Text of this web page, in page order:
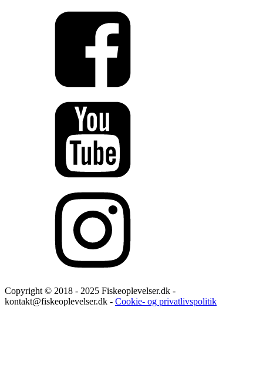
Copyright © 2018 - 2025 Fiskeoplevelser.dk -
kontakt@fiskeoplevelser.dk - Cookie- og privatlivspolitik